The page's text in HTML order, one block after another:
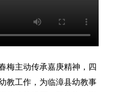
梅主动传承嘉庚精神，四
教工作，为临漳县幼教事